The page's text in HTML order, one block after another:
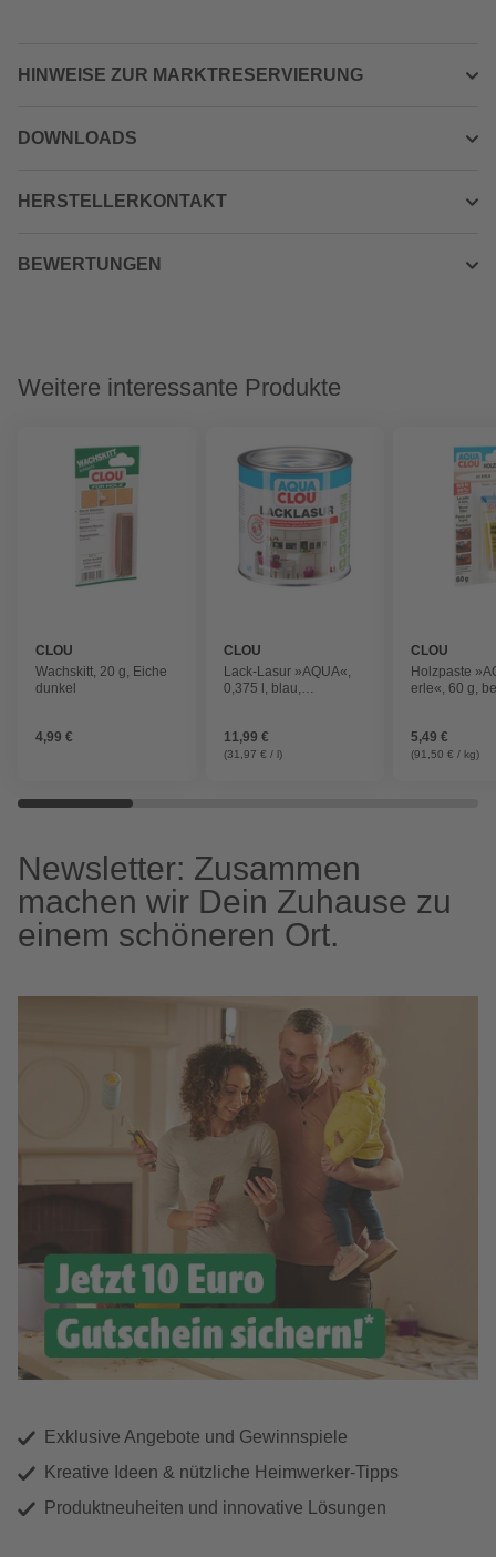
HINWEISE ZUR MARKTRESERVIERUNG
DOWNLOADS
HERSTELLERKONTAKT
BEWERTUNGEN
Weitere interessante Produkte
CLOU
Wachskitt, 20 g, Eiche
dunkel
4,99 €
CLOU
Lack-Lasur »AQUA«,
0,375 l, blau,
11,99 €
(31,97 € / l)
CLOU
Holzpaste
erle«, 60 g,
5,49 €
(91,50 € / kg)
Newsletter: Zusammen
machen wir Dein Zuhause zu
einem schöneren Ort.
Exklusive Angebote und Gewinnspiele
Kreative Ideen & nützliche Heimwerker-Tipps
Produktneuheiten und innovative Lösungen